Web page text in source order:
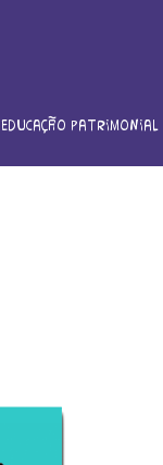
educação patrimonial